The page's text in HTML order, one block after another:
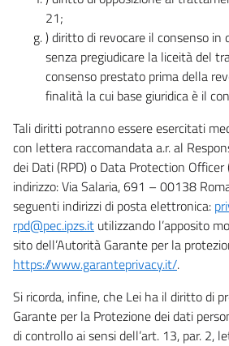
21;
) diritto di revocare il consenso in
senza pregiudicare la liceità del
consenso prestato prima della
finalità la cui base giuridica è il
Tali diritti potranno essere esercitati
con lettera raccomandata a.r. al
dei Dati (RPD) o Data Protection Officer
indirizzo: Via Salaria, 691 – 00138
seguenti indirizzi di posta elettronica:
rpd@pec.ipzs.it utilizzando l’apposito
sito dell’Autorità Garante per la
https://www.garanteprivacy.it/.
Si ricorda, infine, che Lei ha il diritto di
Garante per la Protezione dei dati
di controllo ai sensi dell’art. 13, par. 2,